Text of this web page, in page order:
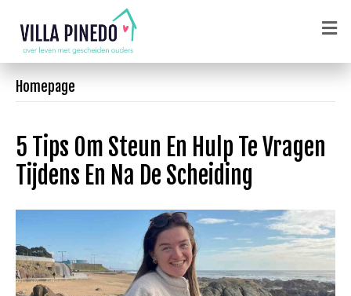
n
Homepage
5 Tips Om Steun En Hulp Te Vragen
Tijdens En Na De Scheiding